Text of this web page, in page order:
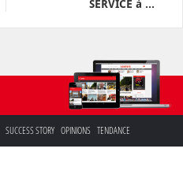
SERVICE à ...
SUCCESS STORY OPINIONS TENDANCE